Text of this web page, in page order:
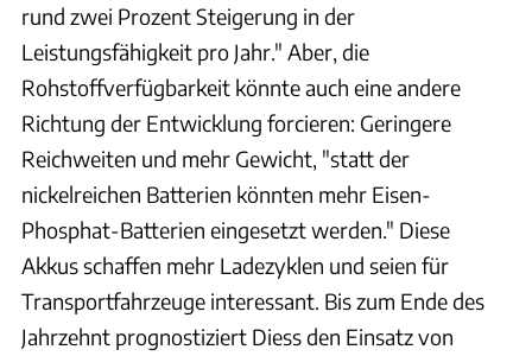
rund zwei Prozent Steigerung in der
Leistungsfähigkeit pro Jahr." Aber, die
Rohstoffverfügbarkeit könnte auch eine andere
Richtung der Entwicklung forcieren: Geringere
Reichweiten und mehr Gewicht, "statt der
nickelreichen Batterien könnten mehr Eisen-
Phosphat-Batterien eingesetzt werden." Diese
Akkus schaffen mehr Ladezyklen und seien für
Transportfahrzeuge interessant. Bis zum Ende des
Jahrzehnt prognostiziert Diess den Einsatz von